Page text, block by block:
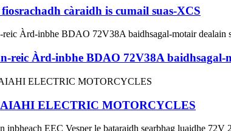
càraidh is cumail suas-XCS
reic Àrd-inbhe BDAO 72V38A
ELECTRIC MOTORCYCLES